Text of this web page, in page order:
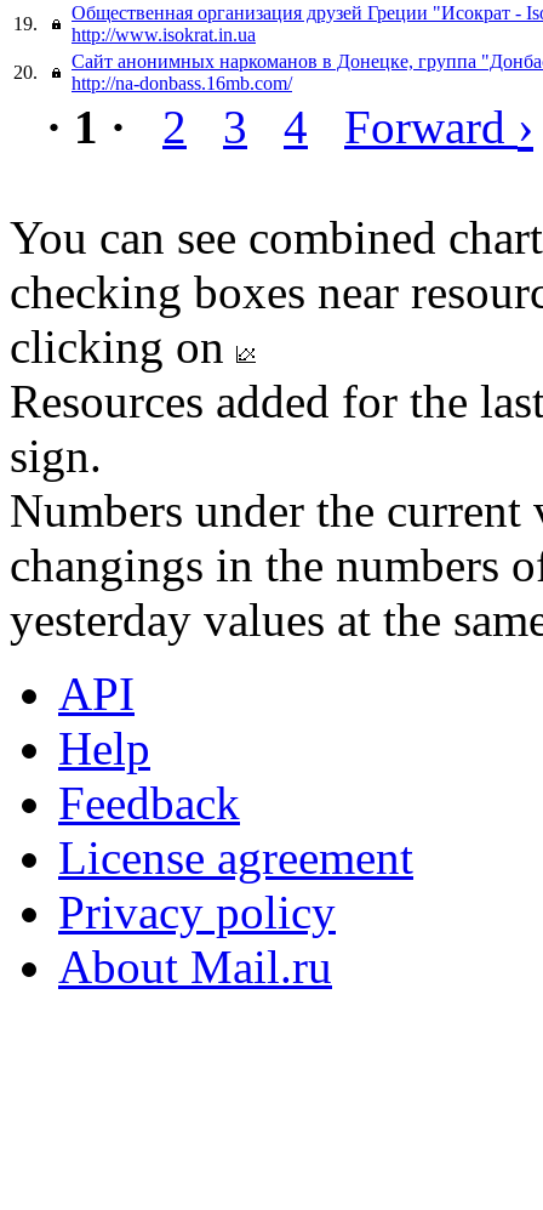
19.
Общественная организация друзей Греции "Исократ -
http://www.isokrat.in.ua
20.
Сайт анонимных наркоманов в Донецке, группа
http://na-donbass.16mb.com/
· 1 · 2 3 4 Forward ›
You can see combined
checking boxes near
clicking on
Resources added for the
sign.
Numbers under the
changings in the numbers
yesterday values at the
API
Help
Feedback
License agreement
Privacy policy
About Mail.ru